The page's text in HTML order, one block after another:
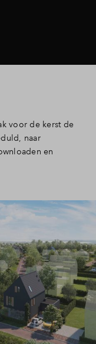
voor de kerst de
naar
en